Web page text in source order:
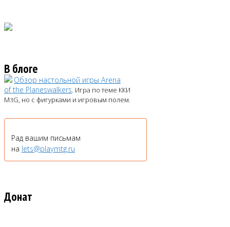
В блоге
Обзор настольной игры Arena
of the Planeswalkers. Игра по теме ККИ
M:tG, но с фигурками и игровым полем.
Рад вашим письмам
на lets@playmtg.ru
Донат